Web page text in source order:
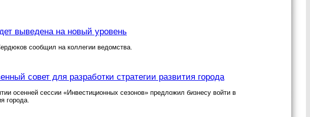
выведена на новый уровень
сообщил на коллегии ведомства.
совет для разработки стратегии развития города
осенней сессии «Инвестиционных сезонов» предложил бизнесу войти в
города.